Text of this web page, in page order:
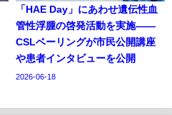
「HAE Day」にあわせ遺伝性血
管性浮腫の啓発活動を実施——
CSLベーリングが市民公開講座
や患者インタビューを公開
2026-06-18